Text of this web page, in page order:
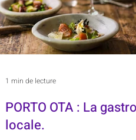
PORTO OTA : La
locale.
1 min de lecture